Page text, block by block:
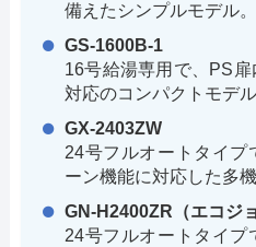
備えたシンプルモデル。
GS-1600B-1
16号給湯専用で、PS
対応のコンパクトモデル
GX-2403ZW
24号フルオートタイプ
ーン機能に対応した多機
GN-H2400ZR（エコジ
24号フルオートタイプ